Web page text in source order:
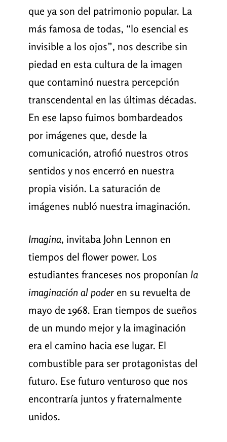
que ya son del patrimonio popular. La
más famosa de todas, “lo esencial es
invisible a los ojos”, nos describe sin
piedad en esta cultura de la imagen
que contaminó nuestra percepción
transcendental en las últimas décadas.
En ese lapso fuimos bombardeados
por imágenes que, desde la
comunicación, atrofió nuestros otros
sentidos y nos encerró en nuestra
propia visión. La saturación de
imágenes nubló nuestra imaginación.
Imagina, invitaba John Lennon en
tiempos del flower power. Los
estudiantes franceses nos proponían la
imaginación al poderen su revuelta de
mayo de 1968. Eran tiempos de sueños
de un mundo mejor y la imaginación
era el camino hacia ese lugar. El
combustible para ser protagonistas del
futuro. Ese futuro venturoso que nos
encontraría juntos y fraternalmente
unidos.